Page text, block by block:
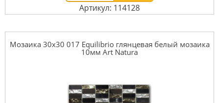
Артикул: 114128
Мозаика 30x30 017 Equilibrio глянцевая белый мозаика
10мм Art Natura